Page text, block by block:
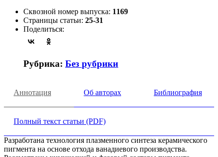
Сквозной номер выпуска: 1169
Страницы статьи: 25-31
Поделиться:
Рубрика: Без рубрики
Аннотация Об авторах Библиография
Полный текст статьи (PDF)
Разработана технология плазменного синтеза керамического
пигмента на основе отхода ванадиевого производства.